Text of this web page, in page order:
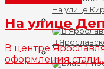
На улице
В
На улице
В центре
оформления